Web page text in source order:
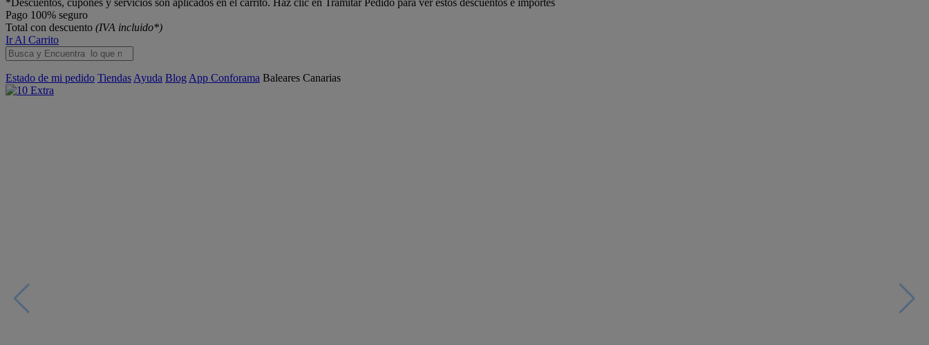
*Descuentos, cupones y servicios son aplicados en el carrito. Haz clic en Tramitar Pedido para ver estos descuentos e importes
Pago 100% seguro
Total con descuento (IVA incluido*)
Ir Al Carrito
Estado de mi pedido Tiendas Ayuda Blog App Conforama Baleares Canarias